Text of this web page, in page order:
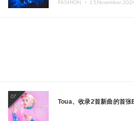
FASHION ・
07
Toua、收录2首新曲的首张